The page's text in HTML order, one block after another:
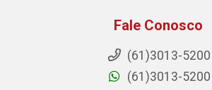
Fale Conosco
(61)3013-5200
(61)3013-5200